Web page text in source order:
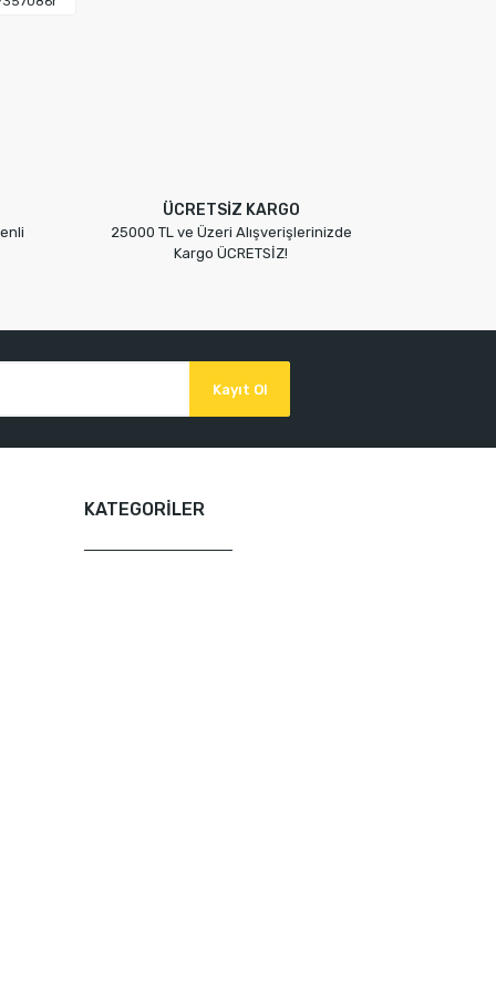
ÜCRETSİZ KARGO
25000 TL ve Üzeri Alışverişlerinizde
Kargo ÜCRETSİZ!
Kayıt Ol
KATEGORİLER